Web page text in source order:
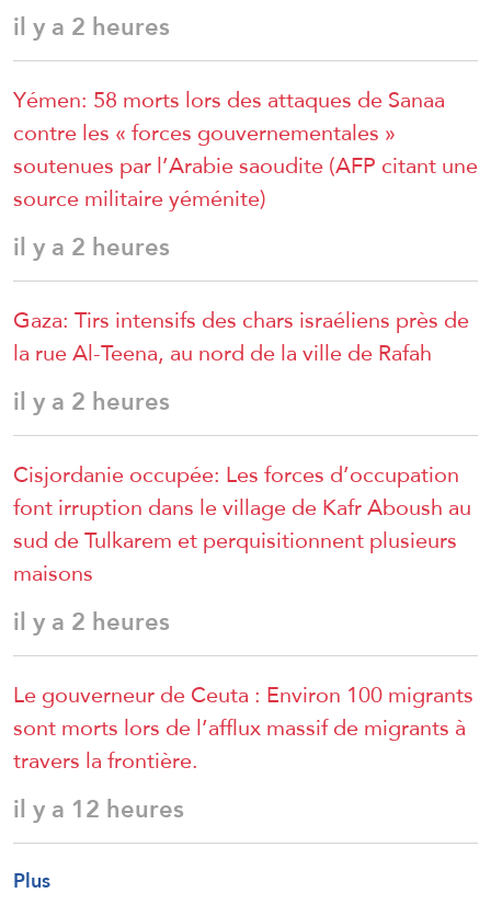
il y a 2 heures
Yémen: 58 morts lors des attaques de Sanaa
contre les « forces gouvernementales »
soutenues par l’Arabie saoudite (AFP citant une
source militaire yéménite)
il y a 2 heures
Gaza: Tirs intensifs des chars israéliens près de
la rue Al-Teena, au nord de la ville de Rafah
il y a 2 heures
Cisjordanie occupée: Les forces d’occupation
font irruption dans le village de Kafr Aboush au
sud de Tulkarem et perquisitionnent plusieurs
maisons
il y a 2 heures
Le gouverneur de Ceuta : Environ 100 migrants
sont morts lors de l’afflux massif de migrants à
travers la frontière.
il y a 12 heures
Plus